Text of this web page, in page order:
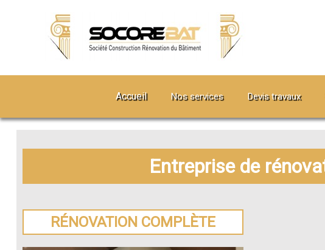
Accueil Nos services Devis travaux
Entreprise de
RÉNOVATION COMPLÈTE